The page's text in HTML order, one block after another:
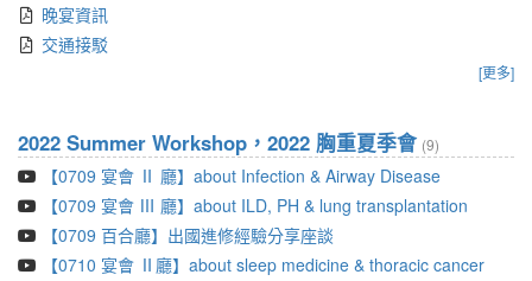
晚宴資訊
交通接駁
[更多]
2022 Summer Workshop，2022 胸重夏季會 (9)
【0709 宴會 Ⅱ 廳】about Infection & Airway Disease
【0709 宴會 Ⅲ 廳】about ILD, PH & lung transplantation
【0709 百合廳】出國進修經驗分享座談
【0710 宴會 Ⅱ廳】about sleep medicine & thoracic cancer